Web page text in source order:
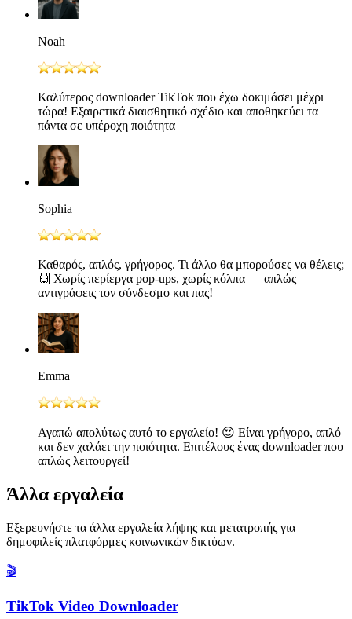
Noah
Καλύτερος downloader TikTok που έχω δοκιμάσει μέχρι
τώρα! Εξαιρετικά διαισθητικό σχέδιο και αποθηκεύει τα
πάντα σε υπέροχη ποιότητα
Sophia
Καθαρός, απλός, γρήγορος. Τι άλλο θα μπορούσες να θέλεις;
🙌 Χωρίς περίεργα pop-ups, χωρίς κόλπα — απλώς
αντιγράφεις τον σύνδεσμο και πας!
Emma
Αγαπώ απολύτως αυτό το εργαλείο! 😍 Είναι γρήγορο, απλό
και δεν χαλάει την ποιότητα. Επιτέλους ένας downloader που
απλώς λειτουργεί!
Άλλα εργαλεία
Εξερευνήστε τα άλλα εργαλεία λήψης και μετατροπής για
δημοφιλείς πλατφόρμες κοινωνικών δικτύων.
🎬
TikTok Video Downloader